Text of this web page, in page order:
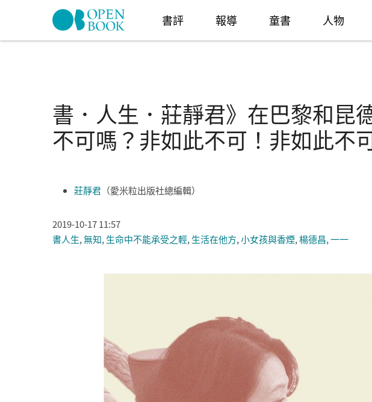
Skip to navigation
書評 報導 童書 人物
書．人生．莊靜君》在巴黎和昆
不可嗎？非如此不可！非如此不
莊靜君 （愛米粒出版社總編輯）
2019-10-17 11:57
書人生,無知, 生命中不能承受之輕, 生活在他方,小女孩與香煙,楊德昌,一一